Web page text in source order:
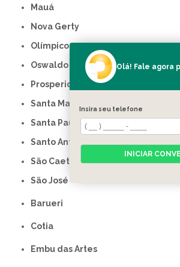
Mauá
Nova Gerty
Olímpico
Oswaldo Cruz
Prosperidade
Santa Maria
Santa Paula
Santo Antônio
São Caetano do Sul
São José
Barueri
Cotia
Embu das Artes
Olá! Fale agora
Insira seu telefone
INICIAR